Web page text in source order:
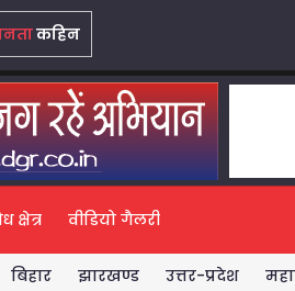
कहिन
बिहार झारखण्ड उत्तर-प्रदेश
क्षेत्र वीडियो गैलरी